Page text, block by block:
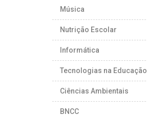
Música
Nutrição Escolar
Informática
Tecnologias na Educação
Ciências Ambientais
BNCC